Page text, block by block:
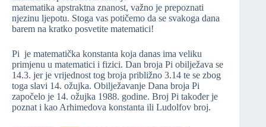
matematika apstraktna znanost, važno je prepoznati
njezinu ljepotu. Stoga vas potičemo da se svakoga dana
barem na kratko posvetite matematici!
Pi je matematička konstanta koja danas ima veliku
primjenu u matematici i fizici. Dan broja Pi obilježava se
14.3. jer je vrijednost tog broja približno 3.14 te se zbog
toga slavi 14. ožujka. Obilježavanje Dana broja Pi
započelo je 14. ožujka 1988. godine. Broj Pi također je
poznat i kao Arhimedova konstanta ili Ludolfov broj.